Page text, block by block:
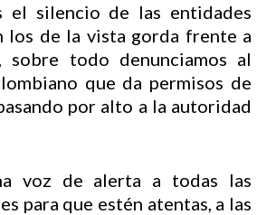
el silencio de las entidades
los de la vista gorda frente a
sobre todo denunciamos al
que da permisos de
por alto a la autoridad
voz de alerta a todas las
para que estén atentas, a las